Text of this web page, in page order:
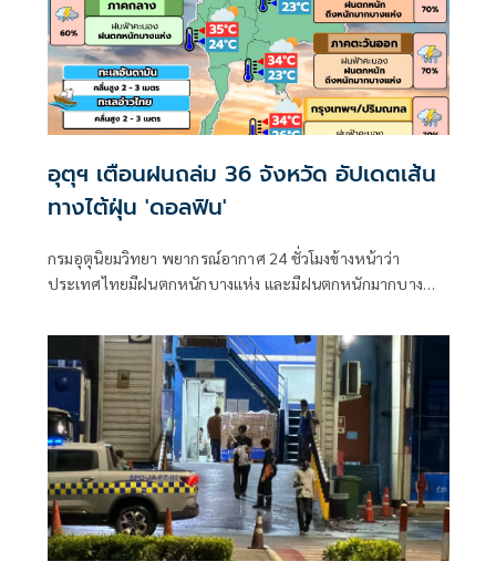
อุตุฯ เตือนฝนถล่ม 36 จังหวัด อัปเดตเส้น
ทางไต้ฝุ่น 'ดอลฟิน'
กรมอุตุนิยมวิทยา พยากรณ์อากาศ 24 ชั่วโมงข้างหน้าว่า
ประเทศไทยมีฝนตกหนักบางแห่ง และมีฝนตกหนักมากบาง